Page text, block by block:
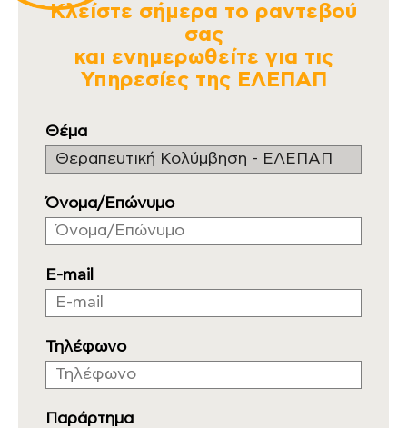
Κλείστε σήμερα το ραντεβού
σας
και ενημερωθείτε για τις
Υπηρεσίες της ΕΛΕΠΑΠ
Θέμα
Όνομα/Επώνυμο
E-mail
Τηλέφωνο
Παράρτημα